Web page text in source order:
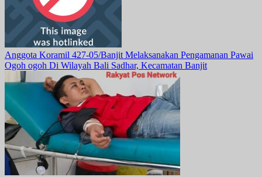
Anggota Koramil 427-05/Banjit Melaksanakan Pengamanan Pawai
Ogoh ogoh Di Wilayah Bali Sadhar, Kecamatan Banjit